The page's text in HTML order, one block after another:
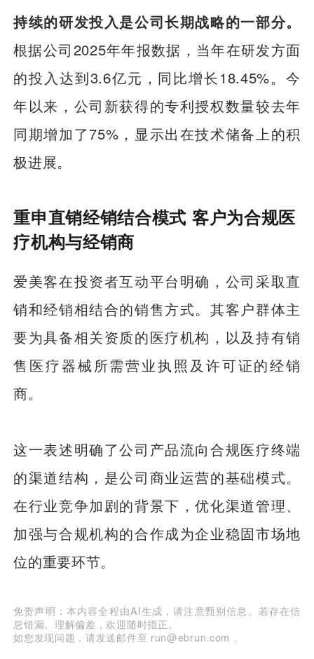
持续的研发投入是公司长期战略的一部分。
根据公司2025年年报数据，当年在研发方面
的投入达到3.6亿元，同比增长18.45%。今
年以来，公司新获得的专利授权数量较去年
同期增加了75%，显示出在技术储备上的积
极进展。
重申直销经销结合模式 客户为合规医
疗机构与经销商
爱美客在投资者互动平台明确，公司采取直
销和经销相结合的销售方式。其客户群体主
要为具备相关资质的医疗机构，以及持有销
售医疗器械所需营业执照及许可证的经销
商。
这一表述明确了公司产品流向合规医疗终端
的渠道结构，是公司商业运营的基础模式。
在行业竞争加剧的背景下，优化渠道管理、
加强与合规机构的合作成为企业稳固市场地
位的重要环节。
免责声明：本内容全程由AI生成，请注意甄别信息。若存在信
息错漏、理解偏差，欢迎随时指正。
如您发现问题，请发送邮件至 run@ebrun.com 。